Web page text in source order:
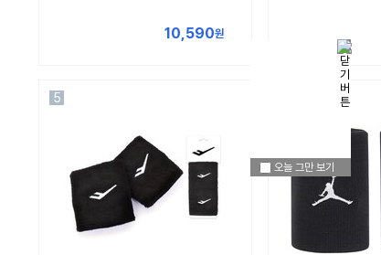
오늘 그만 보기
10,590원
5